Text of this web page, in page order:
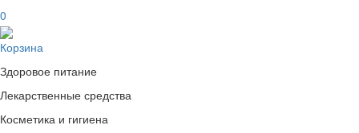
0
Корзина
Здоровое питание
Лекарственные средства
Косметика и гигиена